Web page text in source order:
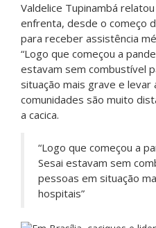
Valdelice Tupinambá
enfrenta, desde o começo
para receber assistência
“Logo que começou a
estavam sem combustível
situação mais grave e levar
comunidades são muito
a cacica.
“Logo que começou a
Sesai estavam sem
pessoas em situação
hospitais”